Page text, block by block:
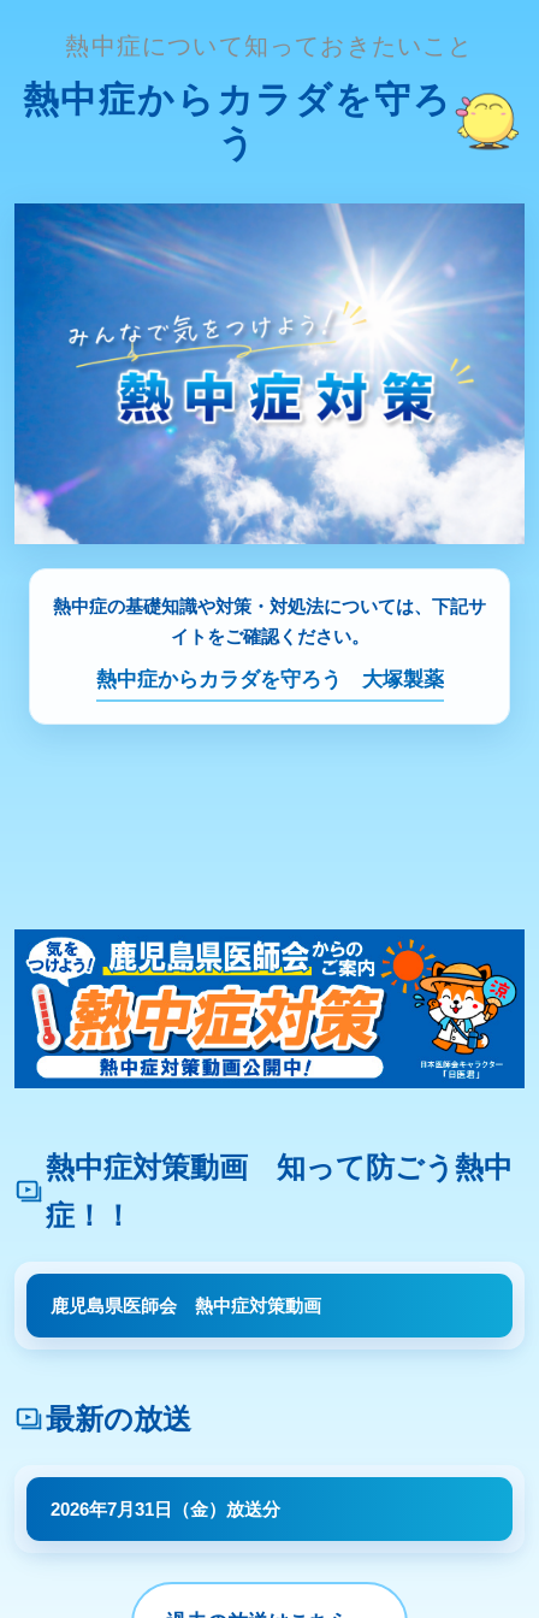
熱中症について知っておきたいこと
熱中症からカラダを守ろ
う
熱中症の基礎知識や対策・対処法については、下記サ
イトをご確認ください。
熱中症からカラダを守ろう 大塚製薬
熱中症対策動画 知って防ごう熱中
症！！
鹿児島県医師会 熱中症対策動画
最新の放送
2026年7月31日（金）放送分